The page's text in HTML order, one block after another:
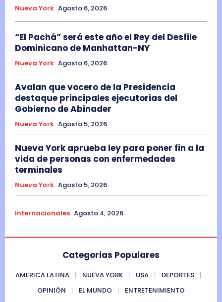
Nueva York Agosto 6, 2026
“El Pachá” será este año el Rey del Desfile
Dominicano de Manhattan-NY
Nueva York Agosto 6, 2026
Avalan que vocero de la Presidencia
destaque principales ejecutorias del
Gobierno de Abinader
Nueva York Agosto 5, 2026
Nueva York aprueba ley para poner fin a la
vida de personas con enfermedades
terminales
Nueva York Agosto 5, 2026
Internacionales Agosto 4, 2026
Categorias Populares
AMERICA LATINA NUEVA YORK USA
DEPORTES
OPINIÓN
EL MUNDO ENTRETENIMIENTO